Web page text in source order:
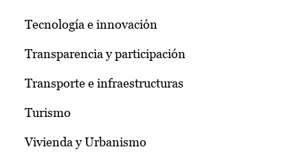
Tecnología e innovación
Transparencia y participación
Transporte e infraestructuras
Turismo
Vivienda y Urbanismo